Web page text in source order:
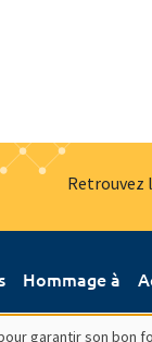
Retrouvez
Hommage à
garantir son bon